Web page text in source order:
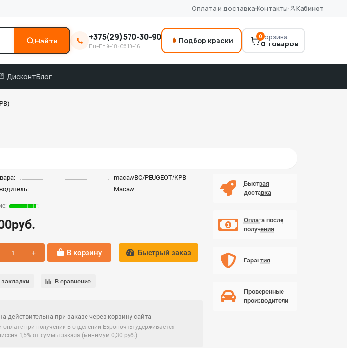
Оплата и доставка Контакты Кабинет
Найти
по VIN
+375(29)570-30-90
Пн–Пт 9–18 · Сб 10–16
Подбор краски 0Корзина
0 товаров
ДисконтБлог
macawBC/PEUGEOT/KPB
Macaw
В корзину Быстрый заказ
закладки В сравнение
действительна при заказе через корзину сайта.
оплате при получении в отделении Европочты удерживается
1,5% от суммы заказа (минимум 0,30 руб.).
Быстрая
доставка
Оплата после
получения
Гарантия
Проверенные
производители